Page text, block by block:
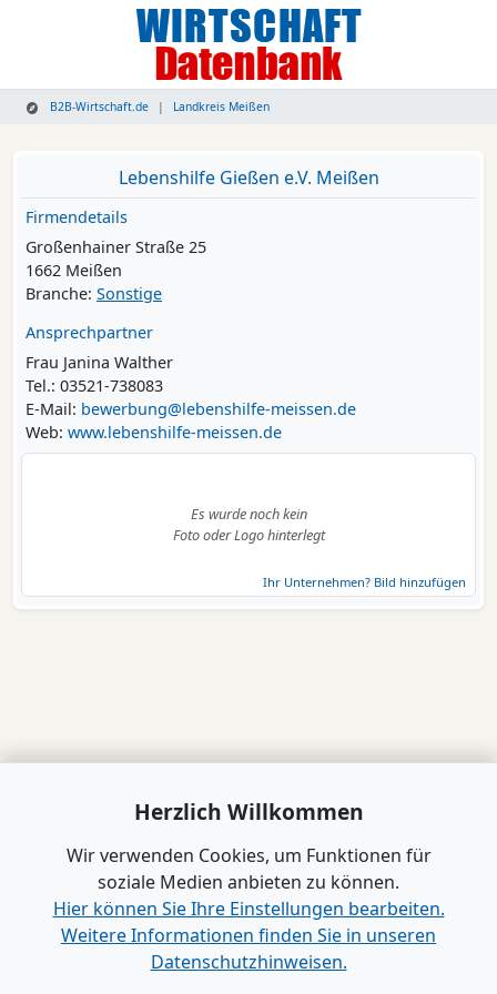
B2B-Wirtschaft.de Landkreis Meißen
Lebenshilfe Gießen e.V. Meißen
Firmendetails
Großenhainer Straße 25
1662 Meißen
Branche: Sonstige
Ansprechpartner
Frau Janina Walther
Tel.: 03521-738083
E-Mail: bewerbung@lebenshilfe-meissen.de
Web: www.lebenshilfe-meissen.de
Es wurde noch kein
Foto oder Logo hinterlegt
Ihr Unternehmen? Bild hinzufügen
Herzlich Willkommen
Wir verwenden Cookies, um Funktionen für
soziale Medien anbieten zu können.
Hier können Sie Ihre Einstellungen bearbeiten.
Weitere Informationen finden Sie in unseren
Datenschutzhinweisen.